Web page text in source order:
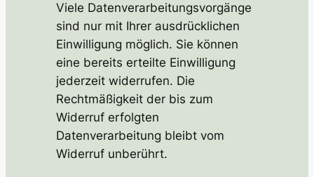
Viele Datenverarbeitungsvorgänge
sind nur mit Ihrer ausdrücklichen
Einwilligung möglich. Sie können
eine bereits erteilte Einwilligung
jederzeit widerrufen. Die
Rechtmäßigkeit der bis zum
Widerruf erfolgten
Datenverarbeitung bleibt vom
Widerruf unberührt.